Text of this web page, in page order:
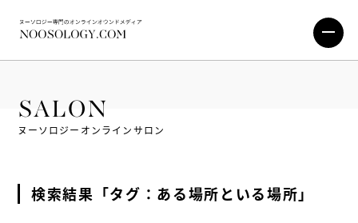
SALON
ヌーソロジーオンラインサロン
検索結果「タグ：ある場所といる場所」